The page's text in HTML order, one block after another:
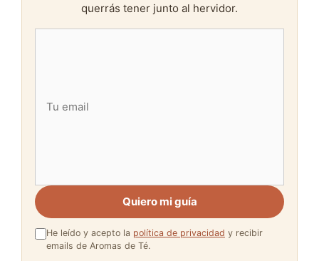
querrás tener junto al hervidor.
Quiero mi guía
He leído y acepto la política de privacidad y recibir
emails de Aromas de Té.